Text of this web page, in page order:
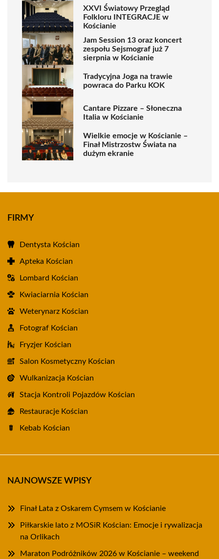
XXVI Światowy Przegląd
Folkloru INTEGRACJE w
Kościanie
Jam Session 13 oraz koncert
zespołu Sejsmograf już 7
sierpnia w Kościanie
Tradycyjna Joga na trawie
powraca do Parku KOK
Cantare Pizzare – Słoneczna
Italia w Kościanie
Wielkie emocje w Kościanie –
Finał Mistrzostw Świata na
dużym ekranie
FIRMY
Dentysta Kościan
Apteka Kościan
Lombard Kościan
Kwiaciarnia Kościan
Weterynarz Kościan
Fotograf Kościan
Fryzjer Kościan
Salon Kosmetyczny Kościan
Wulkanizacja Kościan
Stacja Kontroli Pojazdów Kościan
Restauracje Kościan
Kebab Kościan
NAJNOWSZE WPISY
Finał Lata z Oskarem Cymsem w Kościanie
Piłkarskie lato z MOSiR Kościan: Emocje i rywalizacja
na Orlikach
Maraton Podróżników 2026 w Kościanie – weekend